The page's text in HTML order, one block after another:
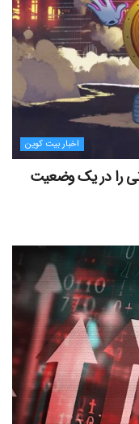
اخبار بیت کوین
۸۵ باگ بحرانی را در یک وضعیت